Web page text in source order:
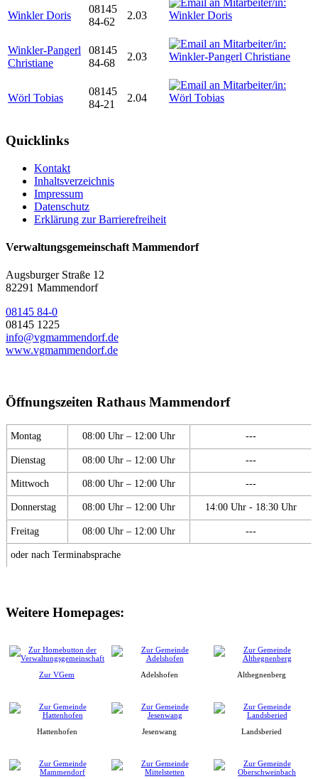
Winkler Doris
08145
84-62
2.03
Winkler-Pangerl
Christiane
08145
84-68
2.03
Wörl Tobias
08145
84-21
2.04
Quicklinks
Kontakt
Inhaltsverzeichnis
Impressum
Datenschutz
Erklärung zur Barrierefreiheit
Verwaltungsgemeinschaft Mammendorf
Augsburger Straße 12
82291 Mammendorf
08145 84-0
08145 1225
info@vgmammendorf.de
www.vgmammendorf.de
Öffnungszeiten Rathaus Mammendorf
Montag 08:00 Uhr – 12:00 Uhr ---
Dienstag 08:00 Uhr – 12:00 Uhr ---
Mittwoch 08:00 Uhr – 12:00 Uhr ---
Donnerstag 08:00 Uhr – 12:00 Uhr 14:00 Uhr - 18:30 Uhr
Freitag 08:00 Uhr – 12:00 Uhr ---
oder nach Terminabsprache
Weitere Homepages:
Zur VGem Adelshofen Althegnenberg
Hattenhofen Jesenwang Landsberied